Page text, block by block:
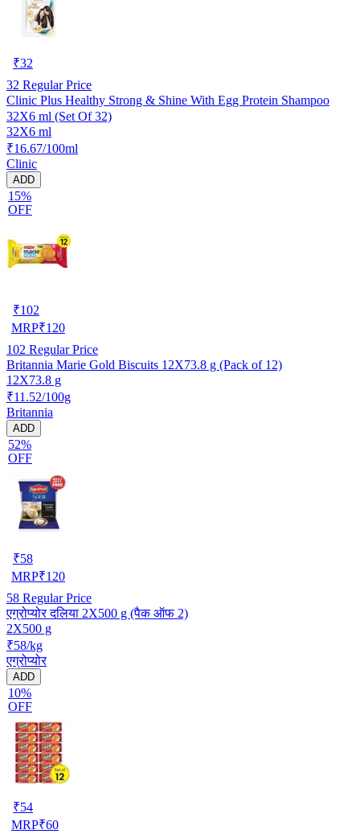
₹32
32 Regular Price
Clinic Plus Healthy Strong & Shine With Egg Protein Shampoo
32X6 ml (Set Of 32)
32X6 ml
₹16.67/100ml
Clinic
ADD
15%
OFF
₹102
MRP₹120
102 Regular Price
Britannia Marie Gold Biscuits 12X73.8 g (Pack of 12)
12X73.8 g
₹11.52/100g
Britannia
ADD
52%
OFF
₹58
MRP₹120
58 Regular Price
एग्रोप्योर दलिया 2X500 g (पैक ऑफ 2)
2X500 g
₹58/kg
एग्रोप्योर
ADD
10%
OFF
₹54
MRP₹60